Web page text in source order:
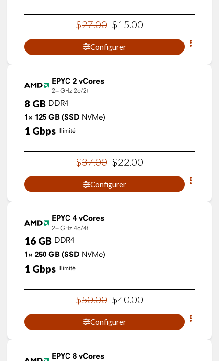
$27.00 $15 00
Configurer
EPYC 2 vCores
2+ GHz 2c/2t
8 GB DDR4
1× 125 GB (SSD NVMe)
1 Gbps Illimité
$37.00 $22.00
Configurer
EPYC 4 vCores
2+ GHz 4c/4t
16 GB DDR4
1× 250 GB (SSD NVMe)
1 Gbps Illimité
$50.00 $40 00
Configurer
EPYC 8 vCores